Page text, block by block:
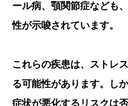
ール病、顎関節症なども
性が示唆されています。
これらの疾患は、ストレ
る可能性があります。し
症状が悪化するリスクは